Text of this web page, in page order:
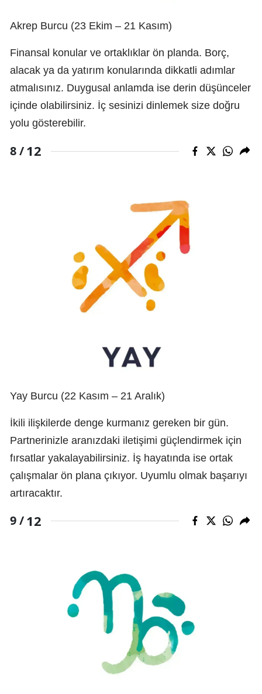
Akrep Burcu (23 Ekim – 21 Kasım)
Finansal konular ve ortaklıklar ön planda. Borç,
alacak ya da yatırım konularında dikkatli adımlar
atmalısınız. Duygusal anlamda ise derin düşünceler
içinde olabilirsiniz. İç sesinizi dinlemek size doğru
yolu gösterebilir.
8 /12
Yay Burcu (22 Kasım – 21 Aralık)
İkili ilişkilerde denge kurmanız gereken bir gün.
Partnerinizle aranızdaki iletişimi güçlendirmek için
fırsatlar yakalayabilirsiniz. İş hayatında ise ortak
çalışmalar ön plana çıkıyor. Uyumlu olmak başarıyı
artıracaktır.
9 /12